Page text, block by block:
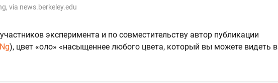
via news.berkeley.edu
эксперимента и по совместительству автор публикации
), цвет «оло» «насыщеннее любого цвета, который вы можете видеть в